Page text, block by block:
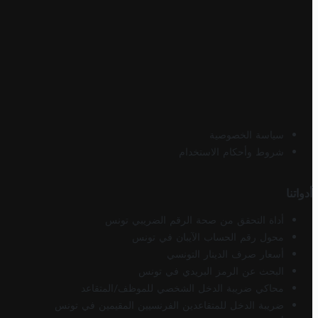
سياسة الخصوصية
شروط وأحكام الاستخدام
أدواتنا
أداة التحقق من صحة الرقم الضريبي تونس
محول رقم الحساب الآيبان في تونس
أسعار صرف الدينار التونسي
البحث عن الرمز البريدي في تونس
محاكي ضريبة الدخل الشخصي للموظف/المتقاعد
ضريبة الدخل للمتقاعدين الفرنسيين المقيمين في تونس